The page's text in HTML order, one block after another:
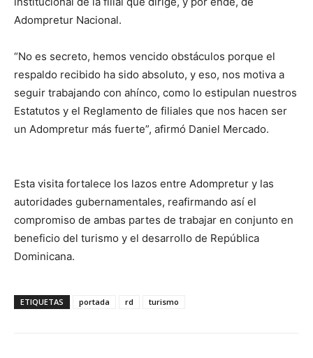
Adompretur Nacional.
“No es secreto, hemos vencido obstáculos porque el
respaldo recibido ha sido absoluto, y eso, nos motiva a
seguir trabajando con ahínco, como lo estipulan nuestros
Estatutos y el Reglamento de filiales que nos hacen ser
un Adompretur más fuerte”, afirmó Daniel Mercado.
Esta visita fortalece los lazos entre Adompretur y las
autoridades gubernamentales, reafirmando así el
compromiso de ambas partes de trabajar en conjunto en
beneficio del turismo y el desarrollo de República
Dominicana.
ETIQUETAS portada rd turismo